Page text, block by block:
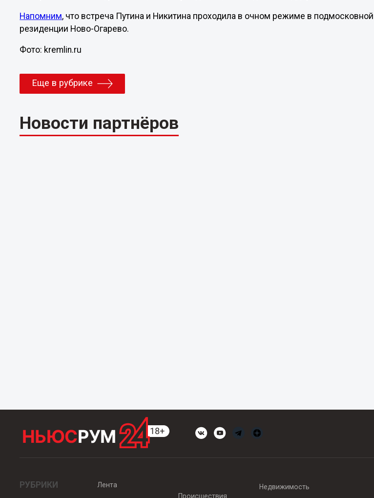
Напомним, что встреча Путина и Никитина проходила в очном режиме в подмосковной
резиденции Ново-Огарево.
Фото: kremlin.ru
Еще в рубрике
Новости партнёров
РУБРИКИ
Лента
Происшествия
Недвижимость